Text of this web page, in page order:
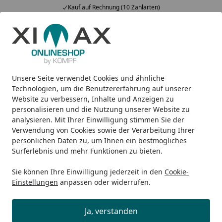
Unsere Seite verwendet Cookies und ähnliche
Technologien, um die Benutzererfahrung auf unserer
Website zu verbessern, Inhalte und Anzeigen zu
personalisieren und die Nutzung unserer Website zu
analysieren. Mit Ihrer Einwilligung stimmen Sie der
Verwendung von Cookies sowie der Verarbeitung Ihrer
persönlichen Daten zu, um Ihnen ein bestmögliches
Surferlebnis und mehr Funktionen zu bieten.
Sie können Ihre Einwilligung jederzeit in den Cookie-
Einstellungen anpassen oder widerrufen.
Ja, verstanden
Kauf auf Rechnung (10 Zahlarten)
Alle Produkte
Mein Konto
Suchen
Startseite
Design-Heizkörper Zubehör Ximax Steuerung Typ C
Ximax Steuerung Typ C Funk /
Steckdose digital